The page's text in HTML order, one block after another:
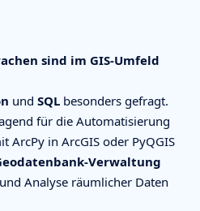
sind im GIS-Umfeld
und SQL besonders gefragt.
für die Automatisierung
ArcPy in ArcGIS oder PyQGIS
Verwaltung
Analyse räumlicher Daten